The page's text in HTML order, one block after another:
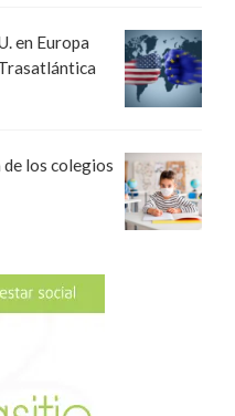
en Europa
los colegios